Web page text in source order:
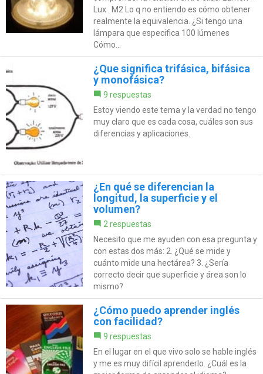
Lux . M2 Lo q no entiendo es cómo obtener
realmente la equivalencia. ¿Si tengo una
lámpara que especifica 100 lúmenes
Cómo...
¿Que significa trifásica, bifásica
y monofásica?
9 respuestas
Estoy viendo este tema y la verdad no tengo
muy claro que es cada cosa, cuáles son sus
diferencias y aplicaciones.
¿En qué se diferencian la
longitud, la superficie y el
volumen?
2 respuestas
Necesito que me ayuden con esa pregunta y
con estas dos más: 2. ¿Qué se mide y
cuánto mide una hectárea? 3. ¿Sería
correcto decir que superficie y área son lo
mismo?
¿Cómo puedo aprender inglés
con facilidad?
9 respuestas
En el lugar en el que vivo solo se hable inglés
y me es muy difícil aprenderlo. ¿Cuál es la